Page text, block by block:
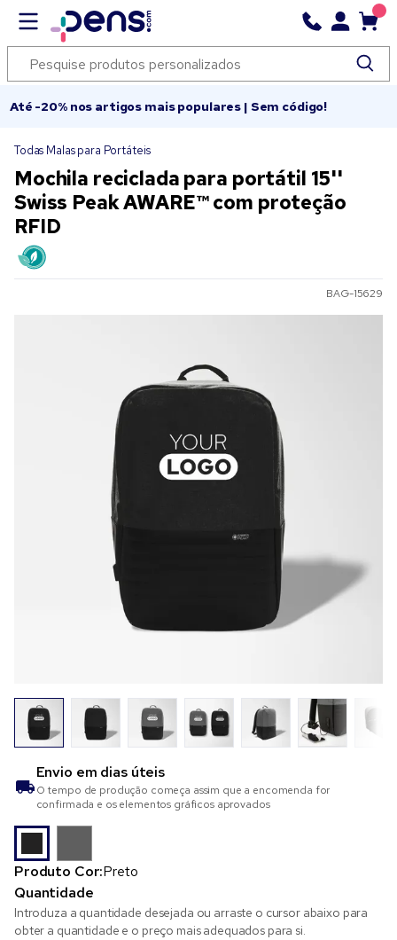
Até -20% nos artigos mais populares | Sem código!
Todas Malas para Portáteis
Mochila reciclada para portátil 15''
Swiss Peak AWARE™ com proteção
RFID
BAG-15629
Envio em dias úteis
O tempo de produção começa assim que a encomenda for
confirmada e os elementos gráficos aprovados
Produto Cor:Preto
Quantidade
Introduza a quantidade desejada ou arraste o cursor abaixo para
obter a quantidade e o preço mais adequados para si.